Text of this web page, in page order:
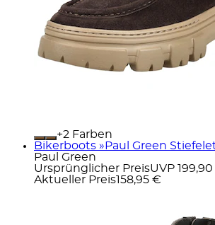
+
Farben
Bikerboots »Paul Green
Paul Green
Ursprünglicher PreisUVP
Aktueller Preis158,95 €